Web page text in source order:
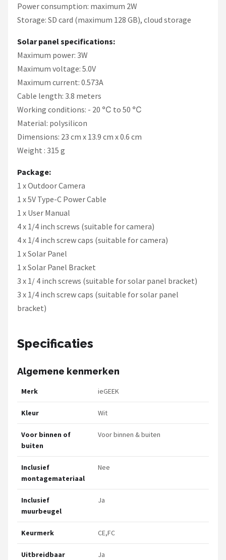
Power consumption: maximum 2W
Storage: SD card (maximum 128 GB), cloud storage
Solar panel specifications:
Maximum power: 3W
Maximum voltage: 5.0V
Maximum current: 0.573A
Cable length: 3.8 meters
Working conditions: - 20 ℃ to 50 ℃
Material: polysilicon
Dimensions: 23 cm x 13.9 cm x 0.6 cm
Weight : 315 g
Package:
1 x Outdoor Camera
1 x 5V Type-C Power Cable
1 x User Manual
4 x 1/4 inch screws (suitable for camera)
4 x 1/4 inch screw caps (suitable for camera)
1 x Solar Panel
1 x Solar Panel Bracket
3 x 1/ 4 inch screws (suitable for solar panel bracket)
3 x 1/4 inch screw caps (suitable for solar panel
bracket)
Specificaties
Algemene kenmerken
Merk ieGEEK
Kleur Wit
Voor binnen of
buiten
Voor binnen & buiten
Inclusief
montagemateriaal
Nee
Inclusief
muurbeugel
Ja
Keurmerk CE,FC
Uitbreidbaar Ja